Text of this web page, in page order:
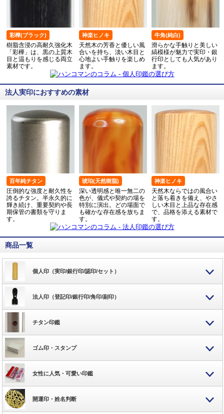
彩樺(ブラック)
樹脂含浸の高耐久強化木
「彩樺」は、黒の上質木
目と温もりを感じる両立
素材です。
神楽ヒノキ
天然木の芳香と優しい風
合いを持ち、淡い木目と
心地よい手触りを楽しめ
ます。
牛角(純白)
滑らかな手触りと美しい
縞模様が魅力で実印・銀
行印としても人気があり
ます。
法人実印におすすめの素材
百年純チタン
圧倒的な強度と耐久性を
誇るチタン。半永久的に
輝き続け、重要契約や長
期保管の書類を守りま
す。
琥珀(天然樹脂)
深い透明感と唯一無二の
色が、儀式や契約の場を
特別に演出。どの場面で
も確かな存在感を放ちま
す。
神楽ヒノキ
天然木ならではの風合い
と落ち着きを備え、やさ
しい木目と上品な存在感
で、品格を添える素材で
す。
商品一覧
個人印（実印/銀行印/認印/セット）
法人印（登記印/銀行印/角印/副印）
チタン印鑑
ゴム印・スタンプ
女性に人気・可愛い印鑑
開運印・姓名判断